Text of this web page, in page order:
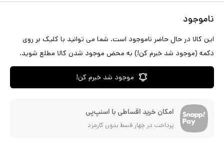
ناموجود
این کالا در حال حاضر ناموجود است. شما می توانید با کلیک بر روی
دکمه (موجود شد خبرم کن!) به محض موجود شدن کالا مطلع شوید.
موجود شد خبرم کن!
امکان خرید اقساطی با اسنپ‌پی
پرداخت در چهار قسط بدون کارمزد